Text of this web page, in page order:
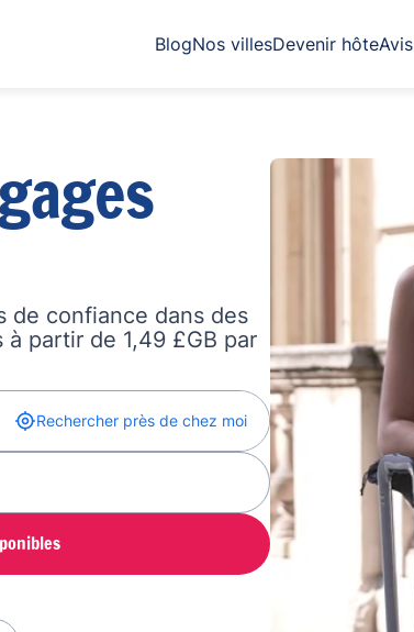
BlogNos villesDevenir hôteAvis
de confiance dans des
partir de 1,49 £GB par
Rechercher près de chez moi